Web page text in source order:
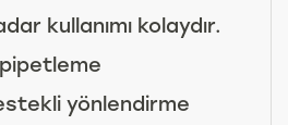
kullanımı kolaydır.
yönlendirme